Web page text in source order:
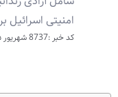
امنیتی اسرائیل
کد خبر :8737 شهریور ۱۵, ۱۴۰۴